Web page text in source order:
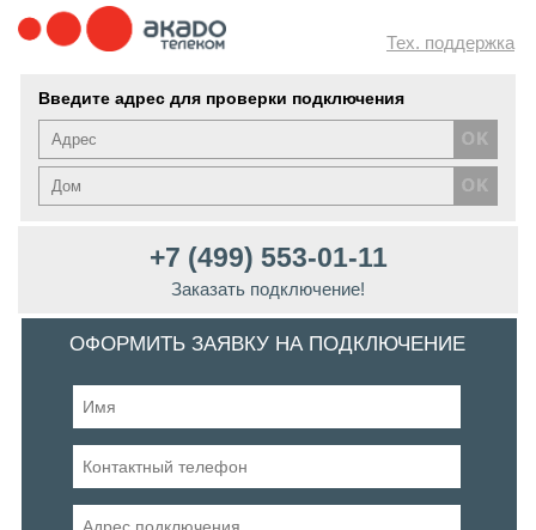
Тех. поддержка
Введите адрес для проверки подключения
+7 (499) 553-01-11
Заказать подключение!
ОФОРМИТЬ ЗАЯВКУ НА ПОДКЛЮЧЕНИЕ